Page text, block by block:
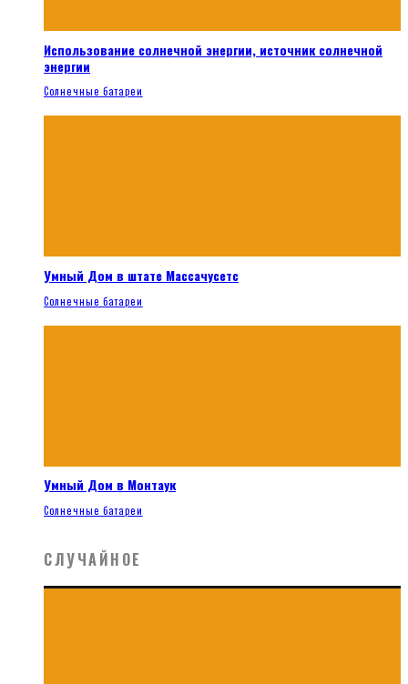
Использование солнечной энергии, источник солнечной
энергии
Солнечные батареи
Умный Дом в штате Массачусетс
Солнечные батареи
Умный Дом в Монтаук
Солнечные батареи
СЛУЧАЙНОЕ